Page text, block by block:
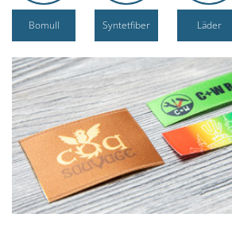
Bomull Syntetfiber Läder